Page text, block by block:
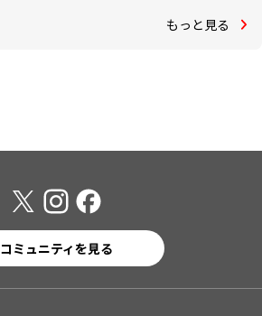
もっと見る
コミュニティを見る